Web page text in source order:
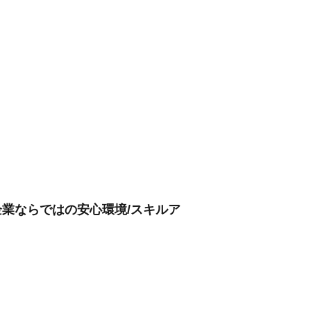
ならではの安心環境/スキルア